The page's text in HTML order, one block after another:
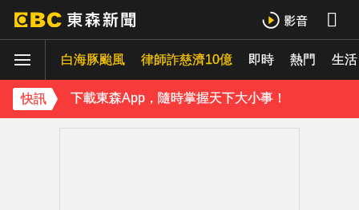
白海豚颱風 律師詐慈濟10億 即時 熱門 生活
快訊
下載東森App，隨時掌握天下大小事！
白海豚暴風圈到家門口了！今晚起豪雨狂炸